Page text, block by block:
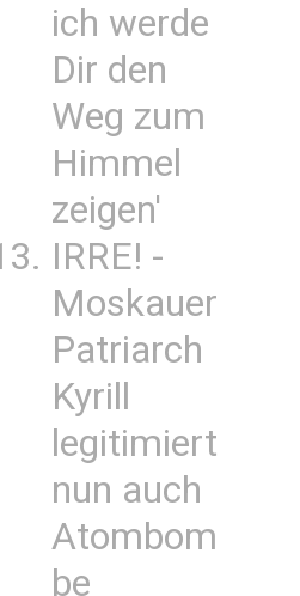
ich werde
Dir den
Weg zum
Himmel
zeigen'
IRRE! -
Moskauer
Patriarch
Kyrill
legitimiert
nun auch
Atombom
be